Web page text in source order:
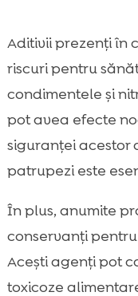
Aditivii prezenți în
riscuri pentru
condimentele și
pot avea efecte
siguranței acestor
patrupezi este
În plus, anumite
conservanți
Acești agenți pot
toxicoze